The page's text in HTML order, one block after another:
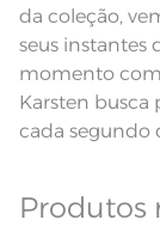
Observações
Linha
da coleção,
seus instantes
momento
Karsten busca
cada segundo
Produtos